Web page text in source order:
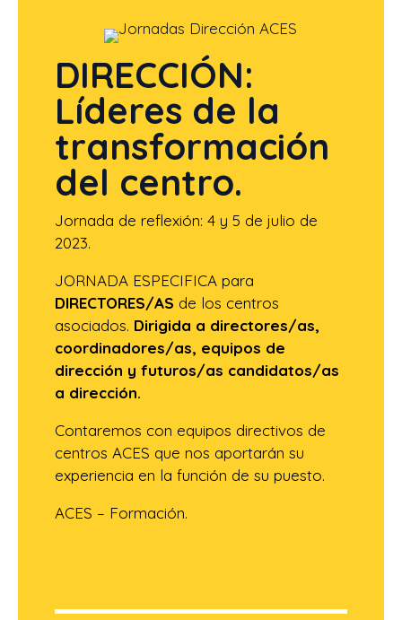
DIRECCIÓN:
Líderes de la
transformación
del centro.
Jornada de reflexión: 4 y 5 de julio de
2023.
JORNADA ESPECIFICA para
DIRECTORES/AS de los centros
asociados. Dirigida a directores/as,
coordinadores/as, equipos de
dirección y futuros/as candidatos/as
a dirección.
Contaremos con equipos directivos de
centros ACES que nos aportarán su
experiencia en la función de su puesto.
ACES – Formación.